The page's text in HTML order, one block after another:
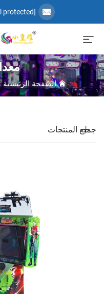
[email protected]
الصفحة الرئيسية
جميع المنتجات